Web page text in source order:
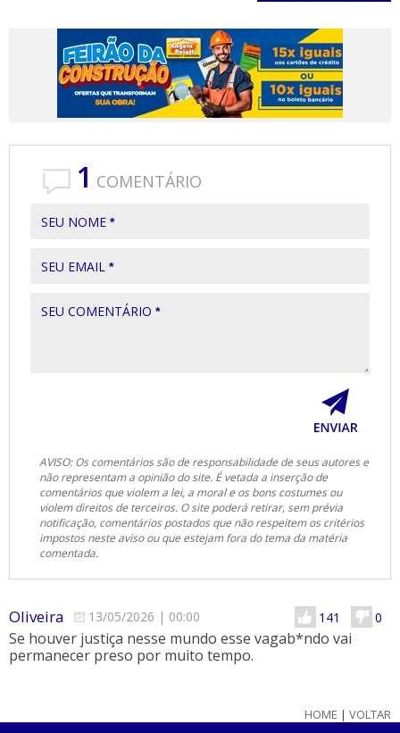
1 COMENTÁRIO
SEU NOME *
SEU EMAIL *
SEU COMENTÁRIO *
AVISO: Os comentários são de responsabilidade de seus autores e
não representam a opinião do site. É vetada a inserção de
comentários que violem a lei, a moral e os bons costumes ou
violem direitos de terceiros. O site poderá retirar, sem prévia
notificação, comentários postados que não respeitem os critérios
impostos neste aviso ou que estejam fora do tema da matéria
comentada.
Oliveira 13/05/2026 | 00:00 141 0
Se houver justiça nesse mundo esse vagab*ndo vai
permanecer preso por muito tempo.
HOME | VOLTAR